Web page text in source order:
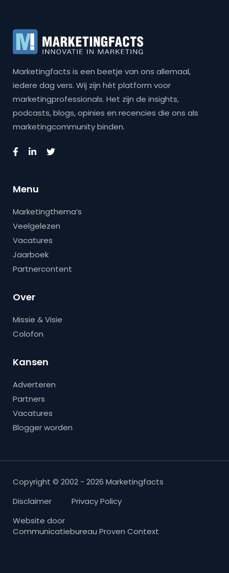
Marketingfacts is een beetje van ons allemaal,
iedere dag vers. Wij zijn hét platform voor
marketingprofessionals. Het zijn de insights,
podcasts, blogs, opinies en recencies die ons als
marketingcommunity binden.
Menu
Marketingthema’s
Veelgelezen
Vacatures
Jaarboek
Partnercontent
Over
Missie & Visie
Colofon
Kansen
Adverteren
Partners
Vacatures
Blogger worden
Copyright © 2002 - 2026 Marketingfacts
Disclaimer
Privacy Policy
Website door
Communicatiebureau Proven Context